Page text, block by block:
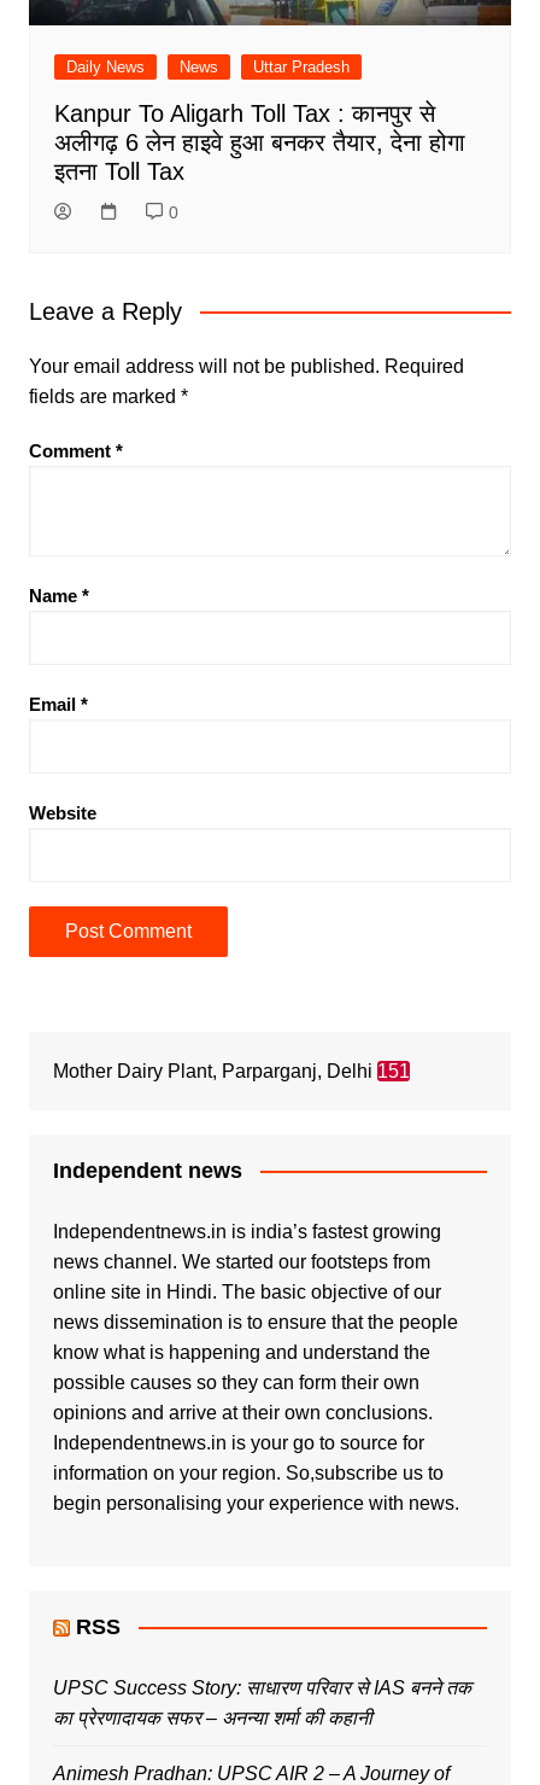
Daily News News Uttar Pradesh
Kanpur To Aligarh Toll Tax : कानपुर से
अलीगढ़ 6 लेन हाइवे हुआ बनकर तैयार, देना होगा
इतना Toll Tax
0
Leave a Reply
Your email address will not be published. Required
fields are marked *
Comment *
Name *
Email *
Website
Mother Dairy Plant, Parparganj, Delhi 151
Independent news
Independentnews.in is india’s fastest growing
news channel. We started our footsteps from
online site in Hindi. The basic objective of our
news dissemination is to ensure that the people
know what is happening and understand the
possible causes so they can form their own
opinions and arrive at their own conclusions.
Independentnews.in is your go to source for
information on your region. So,subscribe us to
begin personalising your experience with news.
RSS
UPSC Success Story: साधारण परिवार से IAS बनने तक
का प्रेरणादायक सफर – अनन्या शर्मा की कहानी
Animesh Pradhan: UPSC AIR 2 – A Journey of